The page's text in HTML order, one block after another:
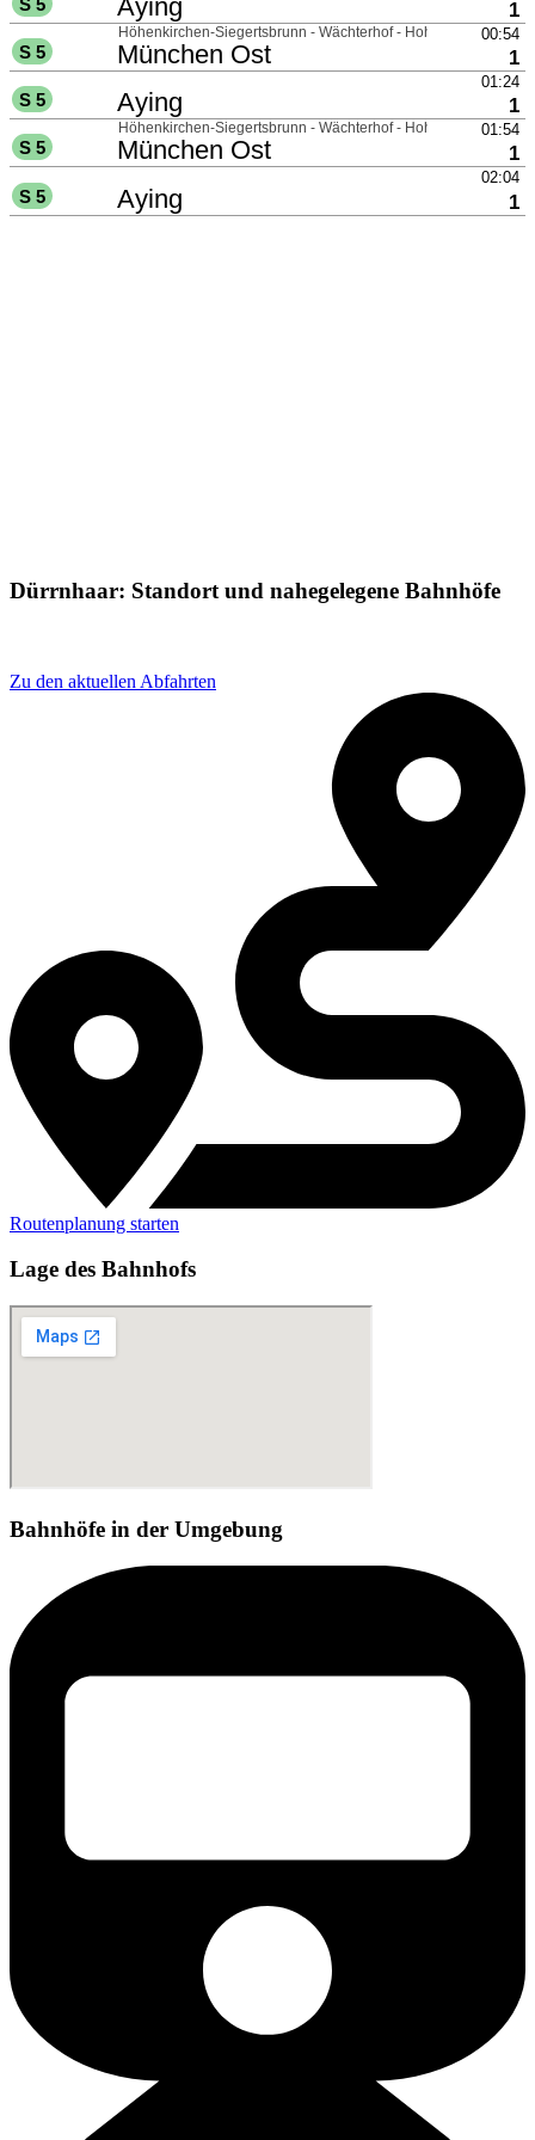
Dürrnhaar: Standort und nahegelegene Bahnhöfe
Zu den aktuellen Abfahrten
Routenplanung starten
Lage des Bahnhofs
Bahnhöfe in der Umgebung